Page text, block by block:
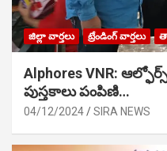
జిల్లా వార్తలు ట్రేండింగ్ వార్తలు
Alphores VNR:
పుస్తకాలు పంపిణి…
04/12/2024 SIRA NEWS